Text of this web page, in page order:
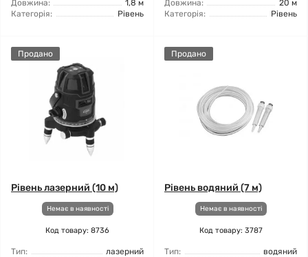
Довжина:
1,8 м
Категорія:
Рівень
Довжина:
20 м
Категорія:
Рівень
Продано
Рівень лазерний (10 м)
Немає в наявності
Код товару: 8736
Тип:
лазерний
Продано
Рівень водяний (7 м)
Немає в наявності
Код товару: 3787
Тип:
водяний